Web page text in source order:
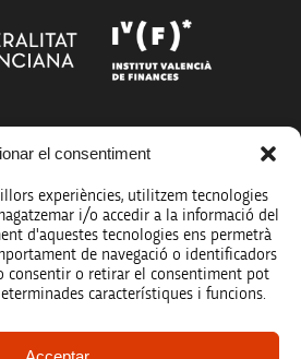
el consentiment
experiències, utilitzem tecnologies
i/o accedir a la informació del
d'aquestes tecnologies ens permetrà
de navegació o identificadors
consentir o retirar el consentiment pot
característiques i funcions.
suport a la innovació